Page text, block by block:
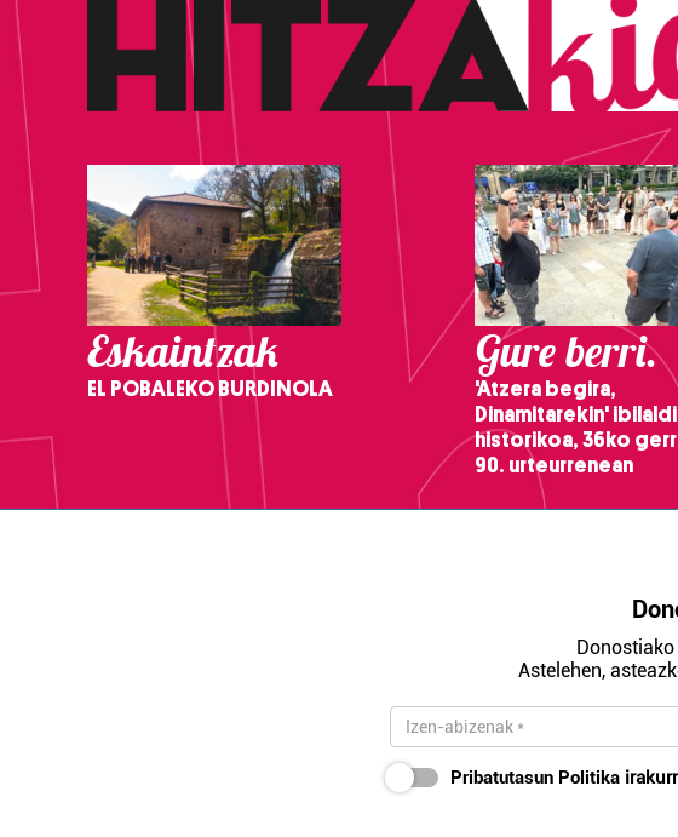
Eskaintzak
EL POBALEKO BURDINOLA
Gure berri.
'Atzera begira,
Dinamitarekin' ibilaldi
historikoa, 36ko
90. urteurrenean
Astelehen,
Pribatutasun Politika